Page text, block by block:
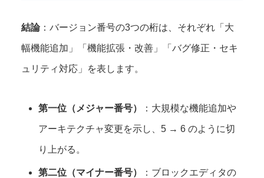
結論：バージョン番号の3つの桁は、それぞれ「大
幅機能追加」「機能拡張・改善」「バグ修正・セキ
ュリティ対応」を表します。
第一位（メジャー番号） ：大規模な機能追加や
アーキテクチャ変更を示し、5 → 6 のように切
り上がる。
第二位（マイナー番号） ：ブロックエディタの